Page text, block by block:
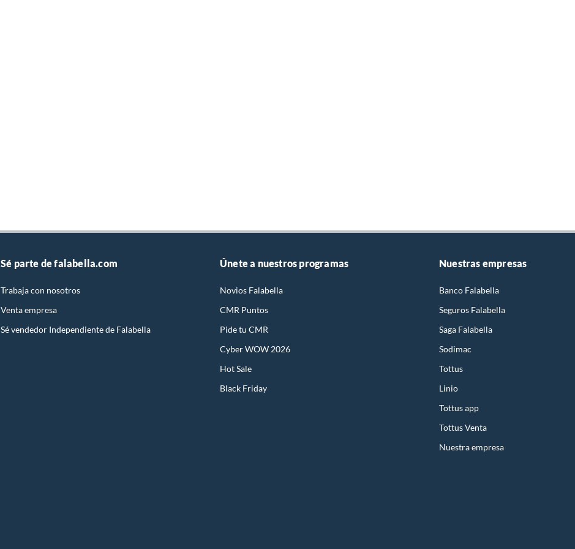
Sé parte de falabella.com
Trabaja con nosotros
Venta empresa
Sé vendedor Independiente de Falabella
Únete a nuestros programas
Novios Falabella
CMR Puntos
Pide tu CMR
Cyber WOW 2026
Hot Sale
Black Friday
Nuestras empresas
Banco Falabella
Seguros Falabella
Saga Falabella
Sodimac
Tottus
Linio
Tottus app
Tottus Venta
Nuestra empresa